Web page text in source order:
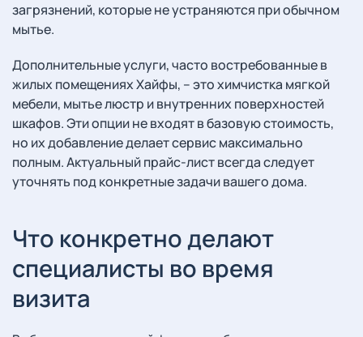
загрязнений, которые не устраняются при обычном
мытье.
Дополнительные услуги, часто востребованные в
жилых помещениях Хайфы, – это химчистка мягкой
мебели, мытье люстр и внутренних поверхностей
шкафов. Эти опции не входят в базовую стоимость,
но их добавление делает сервис максимально
полным. Актуальный прайс-лист всегда следует
уточнять под конкретные задачи вашего дома.
Что конкретно делают
специалисты во время
визита